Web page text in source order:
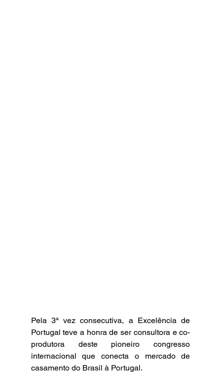
Pela 3ª vez consecutiva, a Excelência de
Portugal teve a honra de ser consultora e co-
produtora deste pioneiro congresso
internacional que conecta o mercado de
casamento do Brasil à Portugal.